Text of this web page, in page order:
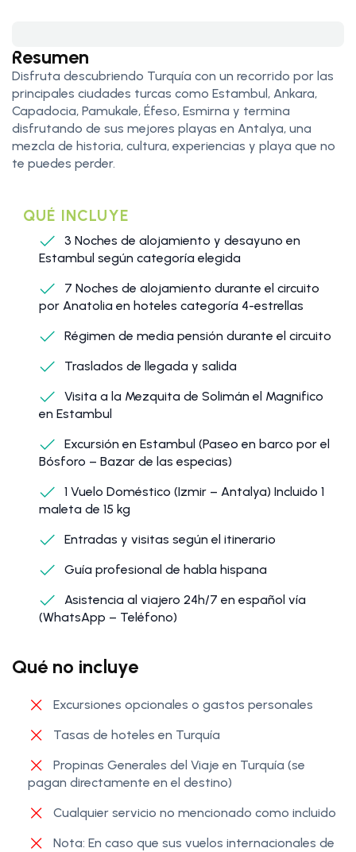
Resumen
Disfruta descubriendo Turquía con un recorrido por las
principales ciudades turcas como Estambul, Ankara,
Capadocia, Pamukale, Éfeso, Esmirna y termina
disfrutando de sus mejores playas en Antalya, una
mezcla de historia, cultura, experiencias y playa que no
te puedes perder.
QUÉ INCLUYE
3 Noches de alojamiento y desayuno en
Estambul según categoría elegida
7 Noches de alojamiento durante el circuito
por Anatolia en hoteles categoría 4-estrellas
Régimen de media pensión durante el circuito
Traslados de llegada y salida
Visita a la Mezquita de Solimán el Magnifico
en Estambul
Excursión en Estambul (Paseo en barco por el
Bósforo – Bazar de las especias)
1 Vuelo Doméstico (Izmir – Antalya) Incluido 1
maleta de 15 kg
Entradas y visitas según el itinerario
Guía profesional de habla hispana
Asistencia al viajero 24h/7 en español vía
(WhatsApp – Teléfono)
Qué no incluye
Excursiones opcionales o gastos personales
Tasas de hoteles en Turquía
Propinas Generales del Viaje en Turquía (se
pagan directamente en el destino)
Cualquier servicio no mencionado como incluido
Nota: En caso que sus vuelos internacionales de